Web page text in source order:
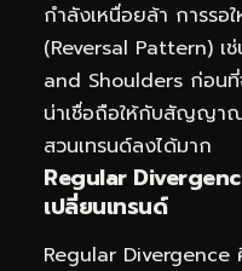
กำลังเหนื่อยล้า การรอ
(Reversal Pattern) เ
and Shoulders ก่อนที่จ
น่าเชื่อถือให้กับสัญญาณ
สวนเทรนด์ลงได้มาก
Regular
เปลี่ยนเทรนด์
Regular Divergence